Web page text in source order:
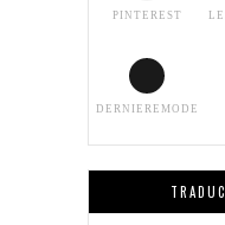
PINTEREST
DERNIEREMODE